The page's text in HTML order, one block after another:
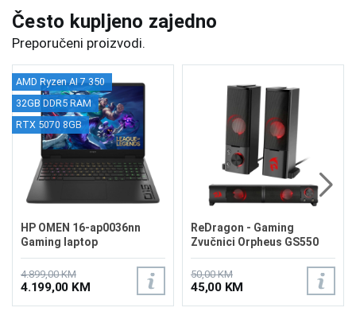
Često kupljeno zajedno
Preporučeni proizvodi.
AMD Ryzen AI 7 350
32GB DDR5 RAM
RTX 5070 8GB
HP OMEN 16-ap0036nn
Gaming laptop
BY0B5EA/32GB
4.899,00 KM
4.199,00 KM
ReDragon - Gaming
Zvučnici Orpheus GS550
50,00 KM
45,00 KM